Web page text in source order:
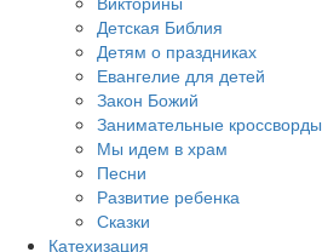
Детская Библия
Детям о праздниках
Евангелие для детей
Закон Божий
Занимательные кроссворды
Мы идем в храм
Песни
Развитие ребенка
Сказки
Катехизация